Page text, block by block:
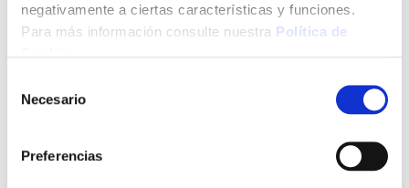
negativamente a ciertas características y funciones.
Para más información consulte nuestra Política de
Necesario
Preferencias